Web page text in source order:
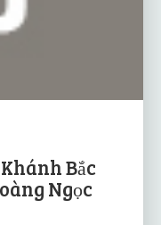
Bắc
Ngọc